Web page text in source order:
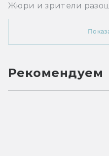
Жюри и зрители
Рекомендуем